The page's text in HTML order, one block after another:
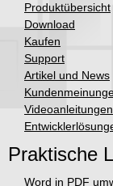
Produktübersicht
Download
Kaufen
Support
Artikel und News
Videoanleitungen
Praktische
Word in PDF